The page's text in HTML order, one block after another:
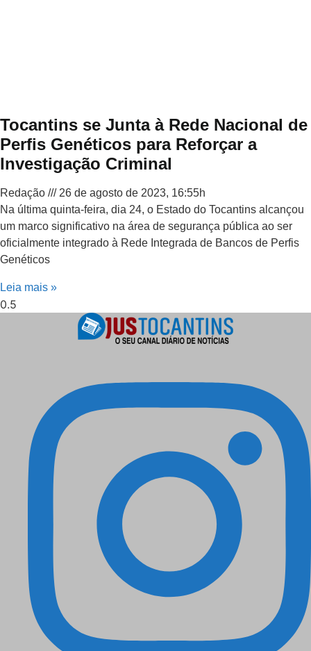
Tocantins se Junta à Rede Nacional de
Perfis Genéticos para Reforçar a
Investigação Criminal
Redação
26 de agosto de 2023, 16:55h
Na última quinta-feira, dia 24, o Estado do Tocantins alcançou
um marco significativo na área de segurança pública ao ser
oficialmente integrado à Rede Integrada de Bancos de Perfis
Genéticos
Leia mais »